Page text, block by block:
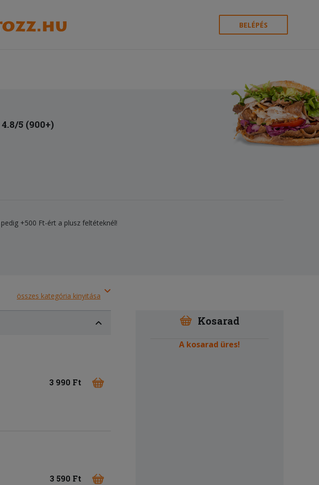
BELÉPÉS
4.8/5 (900+)
pedig +500 Ft-ért a plusz feltéteknél!
összes kategória kinyitása
3 990 Ft
3 590 Ft
Kosarad
A kosarad üres!